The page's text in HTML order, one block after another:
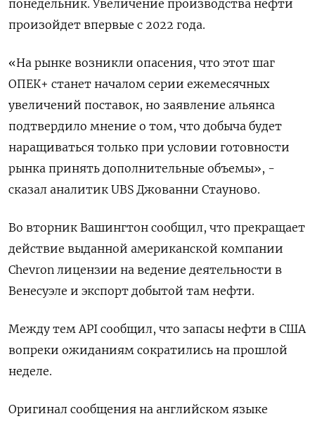
понедельник. Увеличение производства нефти
произойдет впервые с 2022 года.
«На рынке возникли опасения, что этот шаг
ОПЕК+ станет началом серии ежемесячных
увеличений поставок, но заявление альянса
подтвердило мнение о том, что добыча будет
наращиваться только при условии готовности
рынка принять дополнительные объемы», -
сказал аналитик UBS Джованни Стауново.
Во вторник Вашингтон сообщил, что прекращает
действие выданной американской компании
Chevron лицензии на ведение деятельности в
Венесуэле и экспорт добытой там нефти.
Между тем API сообщил, что запасы нефти в США
вопреки ожиданиям сократились на прошлой
неделе.
Оригинал сообщения на английском языке